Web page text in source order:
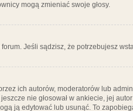
mogą zmieniać swoje głosy.
Jeśli sądzisz, że potrzebujesz
ich autorów, moderatorów lub
nie głosował w ankiecie, jej
ją edytować lub usunąć. To